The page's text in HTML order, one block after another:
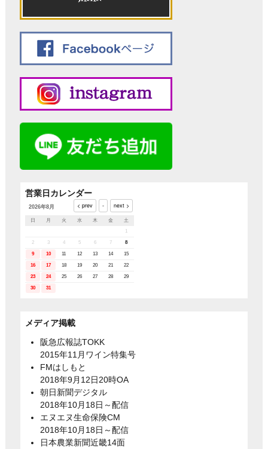
営業日カレンダー
2026年8月
日 月 火 水 木 金
土
1
2 3 4 5 6 7 8
9 10 11 12 13 14 15
16 17 18 19 20 21 22
23 24 25 26 27 28 29
30 31
メディア掲載
阪急広報誌TOKK
2015年11月ワイン特集号
FMはしもと
2018年9月12日20時OA
朝日新聞デジタル
2018年10月18日～配信
エヌエヌ生命保険CM
2018年10月18日～配信
日本農業新聞近畿14面